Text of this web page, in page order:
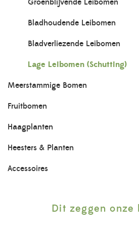
Bladhoudende Leibomen
Bladverliezende Leibomen
Lage Leibomen (Schutting)
Meerstammige Bomen
Fruitbomen
Haagplanten
Heesters & Planten
Accessoires
Dit zeggen onze